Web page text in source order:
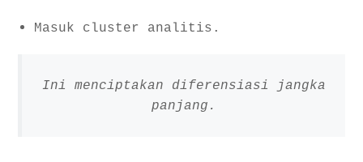
Masuk cluster analitis.
Ini menciptakan diferensiasi jangka
panjang.